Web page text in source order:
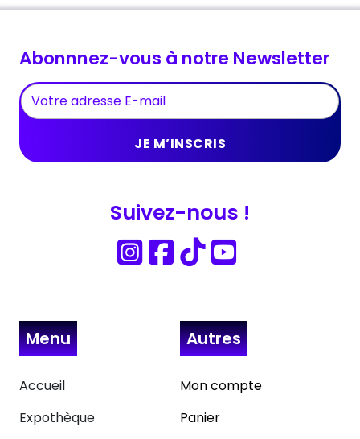
Abonnnez-vous à notre Newsletter
Suivez-nous !
Menu
Accueil
Expothèque
Autres
Mon compte
Panier